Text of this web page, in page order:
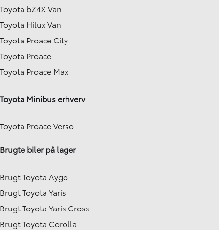
Toyota bZ4X Van
Toyota Hilux Van
Toyota Proace City
Toyota Proace
Toyota Proace Max
Toyota Minibus erhverv
Toyota Proace Verso
Brugte biler på lager
Brugt Toyota Aygo
Brugt Toyota Yaris
Brugt Toyota Yaris Cross
Brugt Toyota Corolla